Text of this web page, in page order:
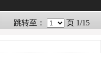
跳转至： 页 1/15